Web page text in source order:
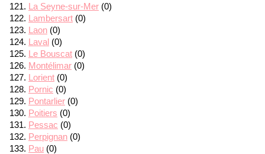
La Seyne-sur-Mer (0)
Lambersart (0)
Laon (0)
Laval (0)
Le Bouscat (0)
Montélimar (0)
Lorient (0)
Pornic (0)
Pontarlier (0)
Poitiers (0)
Pessac (0)
Perpignan (0)
Pau (0)